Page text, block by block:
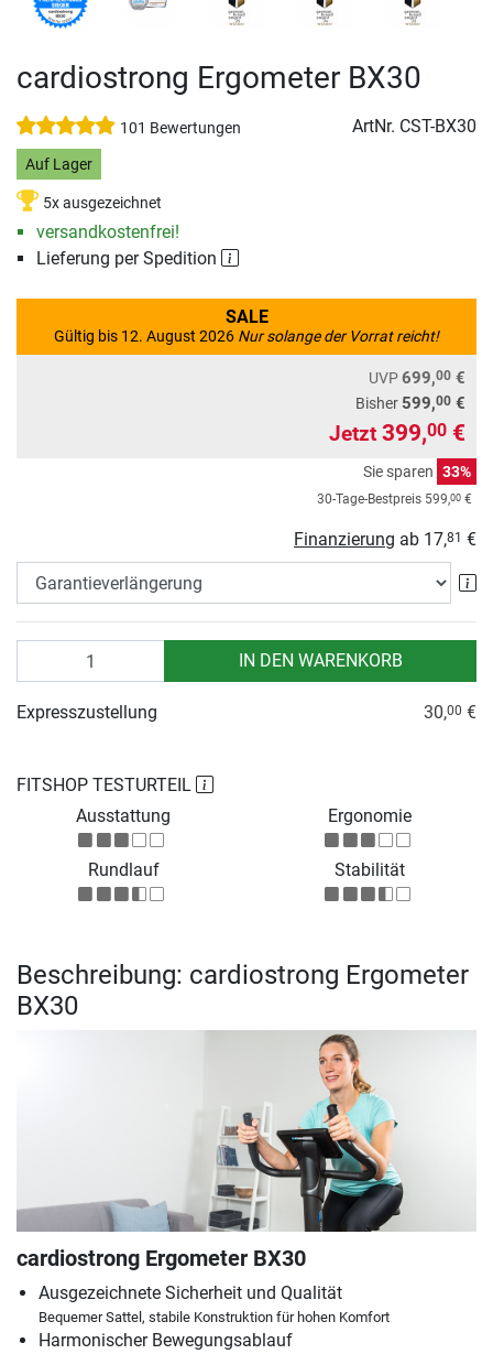
cardiostrong Ergometer BX30
101 Bewertungen ArtNr. CST-BX30
Auf Lager
5x ausgezeichnet
versandkostenfrei!
Lieferung per Spedition
SALE
Gültig bis 12. August 2026 Nur solange der Vorrat reicht!
UVP699,00 €
Bisher 599,00 €
Jetzt 399,00 €
Sie sparen 33%
30-Tage-Bestpreis 599,00 €
Finanzierung ab 17,81 €
IN DEN WARENKORB
FITSHOP TESTURTEIL
Ausstattung
Ergonomie
Rundlauf Stabilität
Expresszustellung 30,00 €
Beschreibung: cardiostrong Ergometer
BX30
cardiostrong Ergometer BX30
Ausgezeichnete Sicherheit und Qualität
Bequemer Sattel, stabile Konstruktion für hohen Komfort
Harmonischer Bewegungsablauf